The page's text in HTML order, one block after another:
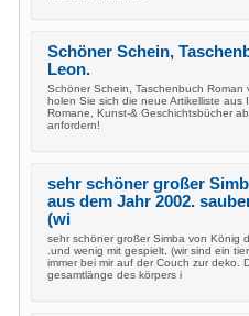
Schöner Schein,
Leon.
Schöner Schein, Taschenbuch
holen Sie sich die neue Artikelliste aus
Romane, Kunst-& Geschichtsbücher
anfordern!
sehr schöner großer
aus dem Jahr 2002.
(wi
sehr schöner großer Simba von König
.und wenig mit gespielt, (wir sind ein
immer bei mir auf der Couch zur deko.
gesamtlänge des körpers i